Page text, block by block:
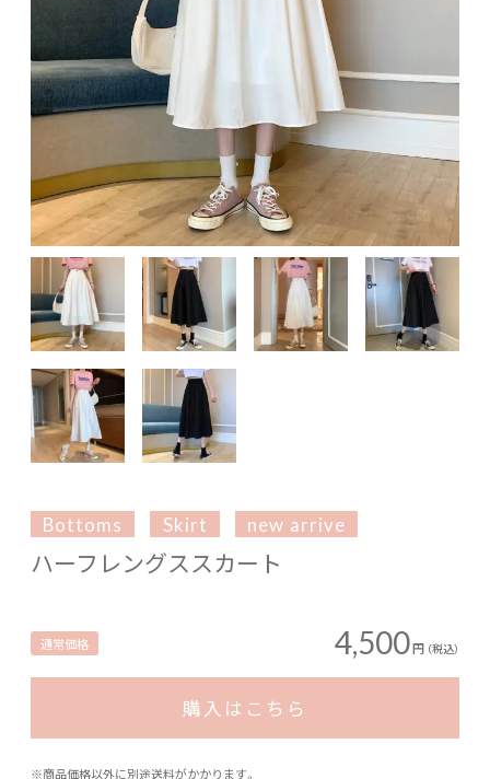
Bottoms Skirt new arrive
ハーフレングススカート
通常価格 4,500円 （税込）
購入はこちら
※商品価格以外に別途送料がかかります。